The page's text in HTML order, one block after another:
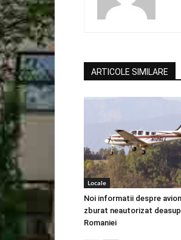
ARTICOLE SIMILARE
Locale
Noi informatii despre
zburat neautorizat
Romaniei